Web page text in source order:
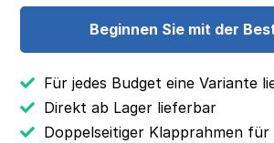
Beginnen Sie mit der
Für jedes Budget eine Variante
Direkt ab Lager lieferbar
Doppelseitiger Klapprahmen für